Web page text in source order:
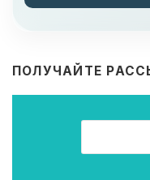
ПОЛУЧАЙТЕ